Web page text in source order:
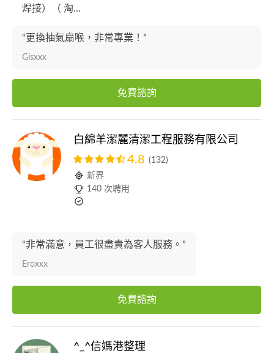
焊接）（ 淘...
“更換抽氣扇喉，非常專業！”
Gisxxx
免費諮詢
白綿羊潔麗清潔工程服務有限公司
4.8 (132)
新界
140 次聘用
“非常滿意，員工很盡責為客人服務。”
Eroxxx
免費諮詢
^_^信媽港整理